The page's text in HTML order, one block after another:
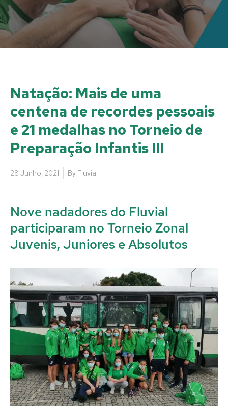
Natação: Mais de uma
centena de recordes pessoais
e 21 medalhas no Torneio de
Preparação Infantis III
28 Junho, 2021 By Fluvial
Nove nadadores do Fluvial
participaram no Torneio Zonal
Juvenis, Juniores e Absolutos